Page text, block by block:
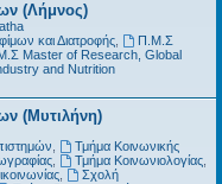
(Λήμνος)
και Διατροφής,
Π.Μ.Σ
Master of Research, Global
and Nutrition
(Μυτιλήνη)
Τμήμα Κοινωνικής
, Τμήμα Κοινωνιολογίας,
,
Σχολή